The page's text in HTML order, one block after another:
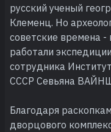
русский ученый
Клеменц. Но
советские времена
работали
сотрудника
СССР Севьяна
Благодаря
дворцового